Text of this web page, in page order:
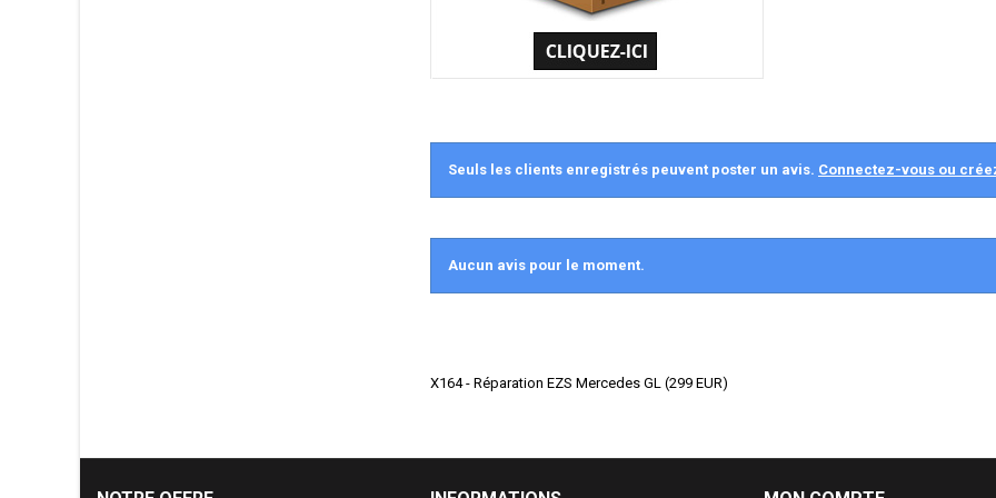
Seuls les clients enregistrés peuvent poster un avis. Connectez-vous ou
Aucun avis pour le moment.
X164 - Réparation EZS Mercedes GL (299 EUR)